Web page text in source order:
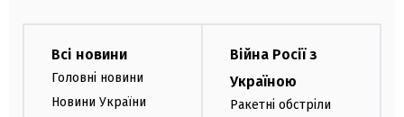
Всі новини
Головні новини
Новини України
Війна Росії з
Україною
Ракетні обстріли